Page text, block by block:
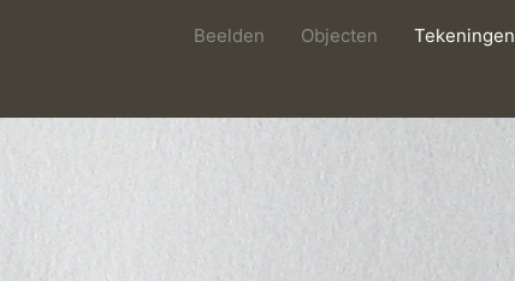
Beelden Objecten Tekeningen